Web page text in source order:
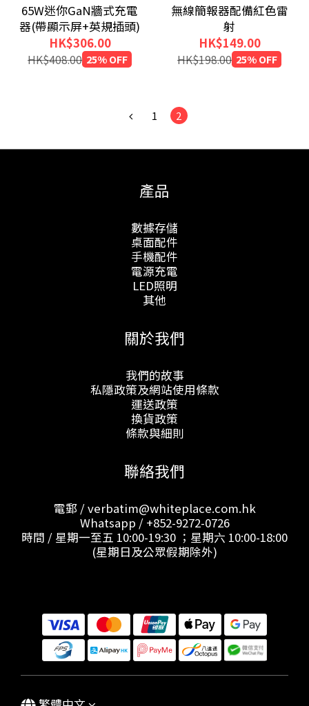
65W迷你GaN牆式充電
器(帶顯示屏+英規插頭)
HK$306.00
HK$408.00 25% OFF
無線簡報器配備紅色雷
射
HK$149.00
HK$198.00 25% OFF
1 2
產品
數據存儲
桌面配件
手機配件
電源充電
LED照明
其他
關於我們
我們的故事
私隱政策及網站使用條款
運送政策
換貨政策
條款與細則
聯絡我們
電郵 / verbatim@whiteplace.com.hk
Whatsapp / +852-9272-0726
時間 / 星期一至五 10:00-19:30 ；星期六 10:00-18:00
(星期日及公眾假期除外)